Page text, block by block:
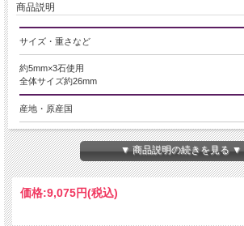
商品説明
サイズ・重さなど
約5mm×3石使用
全体サイズ約26mm
産地・原産国
ミャンマー産
グレードなど
5A
▼ 商品説明の続きを見る ▼
価格:9,075円(税込)